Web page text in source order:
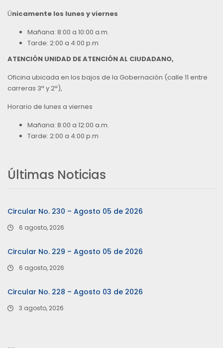
Únicamente los lunes y viernes
Mañana: 8:00 a 10:00 a.m.
Tarde: 2:00 a 4:00 p.m
ATENCIÓN UNIDAD DE ATENCIÓN AL CIUDADANO,
Oficina ubicada en los bajos de la Gobernación (calle 11 entre
carreras 3ª y 2ª),
Horario de lunes a viernes
Mañana: 8:00 a 12:00 a.m.
Tarde: 2:00 a 4:00 p.m
Últimas Noticias
Circular No. 230 – Agosto 05 de 2026
6 agosto, 2026
Circular No. 229 – Agosto 05 de 2026
6 agosto, 2026
Circular No. 228 – Agosto 03 de 2026
3 agosto, 2026